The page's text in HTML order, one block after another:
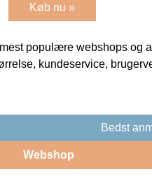
Køb nu »
populære webshops og
kundeservice,
Bedst
Webshop